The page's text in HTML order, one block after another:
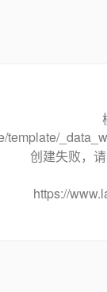
template/
创建失败，
https://